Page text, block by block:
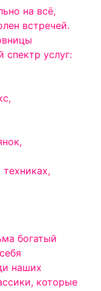
на всё,
встречей.
спектр услуг:
богатый
наших
которые